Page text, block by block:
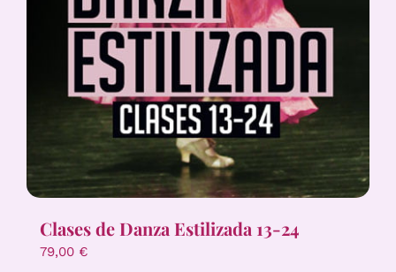
Clases de Danza Estilizada 13-24
79,00 €